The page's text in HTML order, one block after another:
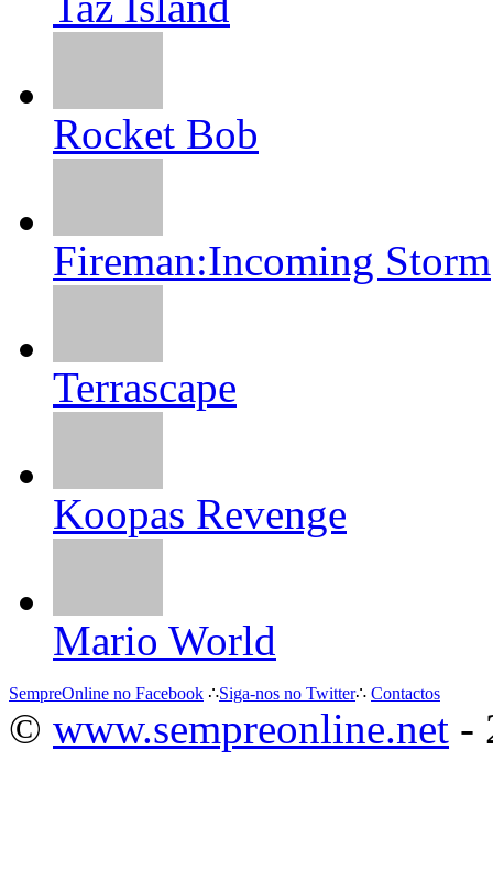
Rocket Bob
Fireman:Incoming Storm
Terrascape
Koopas Revenge
Mario World
SempreOnline no Facebook ∴Siga-nos no Twitter∴ Contactos
© www.sempreonline.net -